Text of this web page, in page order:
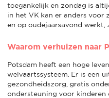
toegankelijk en zondag is
in het VK kan er anders voor
en op oudejaarsavond werkt,
Waarom verhuizen naar
Potsdam heeft een hoge
welvaartssysteem. Er is een
gezondheidszorg, gratis
ondersteuning voor kinderen